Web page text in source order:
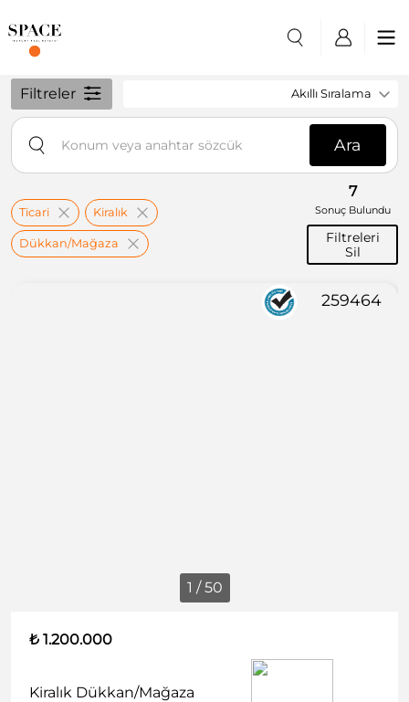
Filtreler Akıllı Sıralama
Ara
Ticari Kiralık
Dükkan/Mağaza
7
Sonuç Bulundu
Filtreleri
Sil
1 / 50
259464
₺ 1.200.000
Kiralık Dükkan/Mağaza